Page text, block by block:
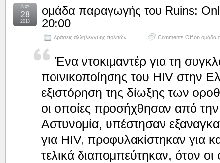
ομάδα παραγωγής του Ruins:
20:00
Δράσεις αλληλεγγύης πολιτών Comments Off on ομάδα
Nov
28
2013
Ένα ντοκιμαντέρ για τη
ποινικοποίησης του HIV στην
εξιστόρηση της δίωξης των
οι οποίες προσήχθησαν από
Αστυνομία, υπέστησαν
για ΗΙV, προφυλακίστηκαν για
τελικά διαπομπεύτηκαν, όταν οι